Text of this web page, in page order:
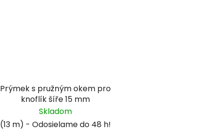
Prýmek s pružným okem pro
knoflík šíře 15 mm
Skladom
(13 m)